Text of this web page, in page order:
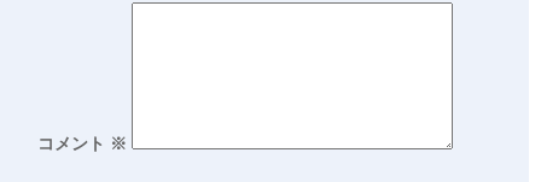
コメント ※